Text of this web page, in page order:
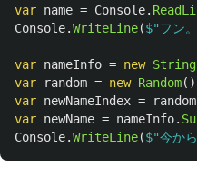
var name = Console.
Console.WriteLine($"フン。
var nameInfo = new
var
random = new Random
var newNameIndex = random
var newName = nameInfo.
Console.WriteLine($"今か